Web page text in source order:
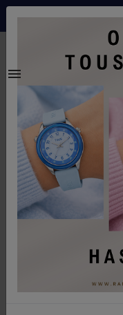
Envíos gratis a
Inicio Joyeria Pendientes